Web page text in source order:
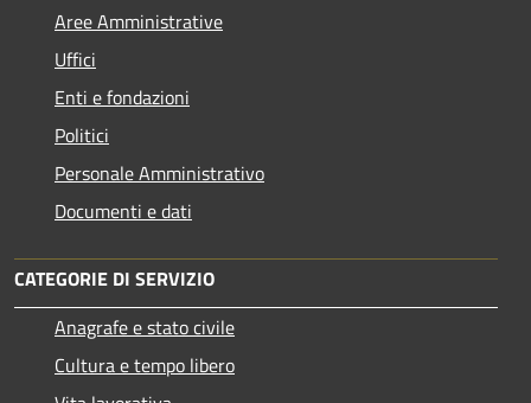
Aree Amministrative
Uffici
Enti e fondazioni
Politici
Personale Amministrativo
Documenti e dati
CATEGORIE DI SERVIZIO
Anagrafe e stato civile
Cultura e tempo libero